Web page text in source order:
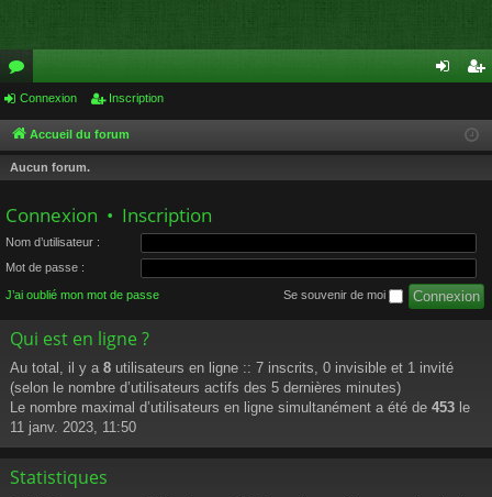
or
u
m
cri
Connexion Inscription
Accueil du forum
Aucun forum.
Connexion • Inscription
Nom d’utilisateur :
Mot de passe :
J’ai oublié mon mot de passe Se souvenir de moi
Qui est en ligne ?
Au total, il y a 8 utilisateurs en ligne :: 7 inscrits, 0 invisible et 1 invité
(selon le nombre d’utilisateurs actifs des 5 dernières minutes)
Le nombre maximal d’utilisateurs en ligne simultanément a été de 453 le
11 janv. 2023, 11:50
Statistiques